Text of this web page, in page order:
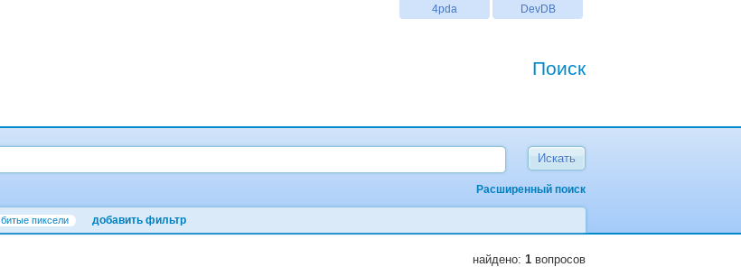
DevDB
4pda
Поиск
Расширенный поиск
битые пиксели добавить фильтр
найдено: 1 вопросов